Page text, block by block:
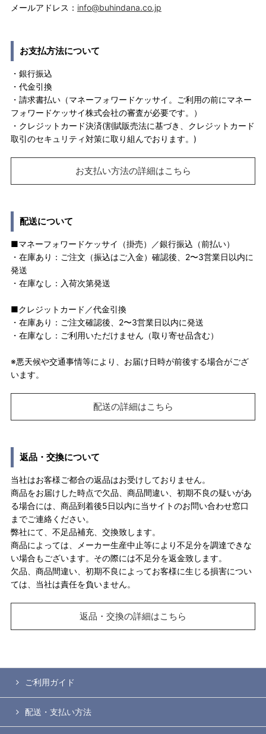
メールアドレス： info@buhindana.co.jp
お支払方法について
・銀行振込
・代金引換
・請求書払い（マネーフォワードケッサイ。ご利用の前にマネー
フォワードケッサイ株式会社の審査が必要です。）
・クレジットカード決済(割賦販売法に基づき、クレジットカード
取引のセキュリティ対策に取り組んでおります。)
お支払い方法の詳細はこちら
配送について
■マネーフォワードケッサイ（掛売）／銀行振込（前払い）
・在庫あり：ご注文（振込はご入金）確認後、2〜3営業日以内に
発送
・在庫なし：入荷次第発送
■クレジットカード／代金引換
・在庫あり：ご注文確認後、2〜3営業日以内に発送
・在庫なし：ご利用いただけません（取り寄せ品含む）
※悪天候や交通事情等により、お届け日時が前後する場合がござ
います。
配送の詳細はこちら
返品・交換について
当社はお客様ご都合の返品はお受けしておりません。
商品をお届けした時点で欠品、商品間違い、初期不良の疑いがあ
る場合には、商品到着後5日以内に当サイトのお問い合わせ窓口
までご連絡ください。
弊社にて、不足品補充、交換致します。
商品によっては、メーカー生産中止等により不足分を調達できな
い場合もございます。その際には不足分を返金致します。
欠品、商品間違い、初期不良によってお客様に生じる損害につい
ては、当社は責任を負いません。
返品・交換の詳細はこちら
ご利用ガイド
配送・支払い方法